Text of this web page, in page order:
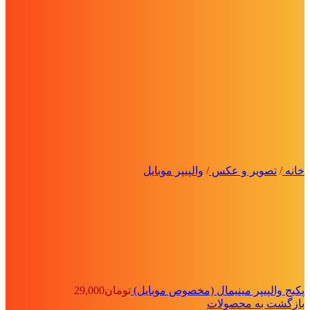
خانه/ تصویر و عکس/ والپیپر موبایل
پکیج والپیپر مینیمال (مخصوص موبایل) تومان29,000
بازگشت به محصولات